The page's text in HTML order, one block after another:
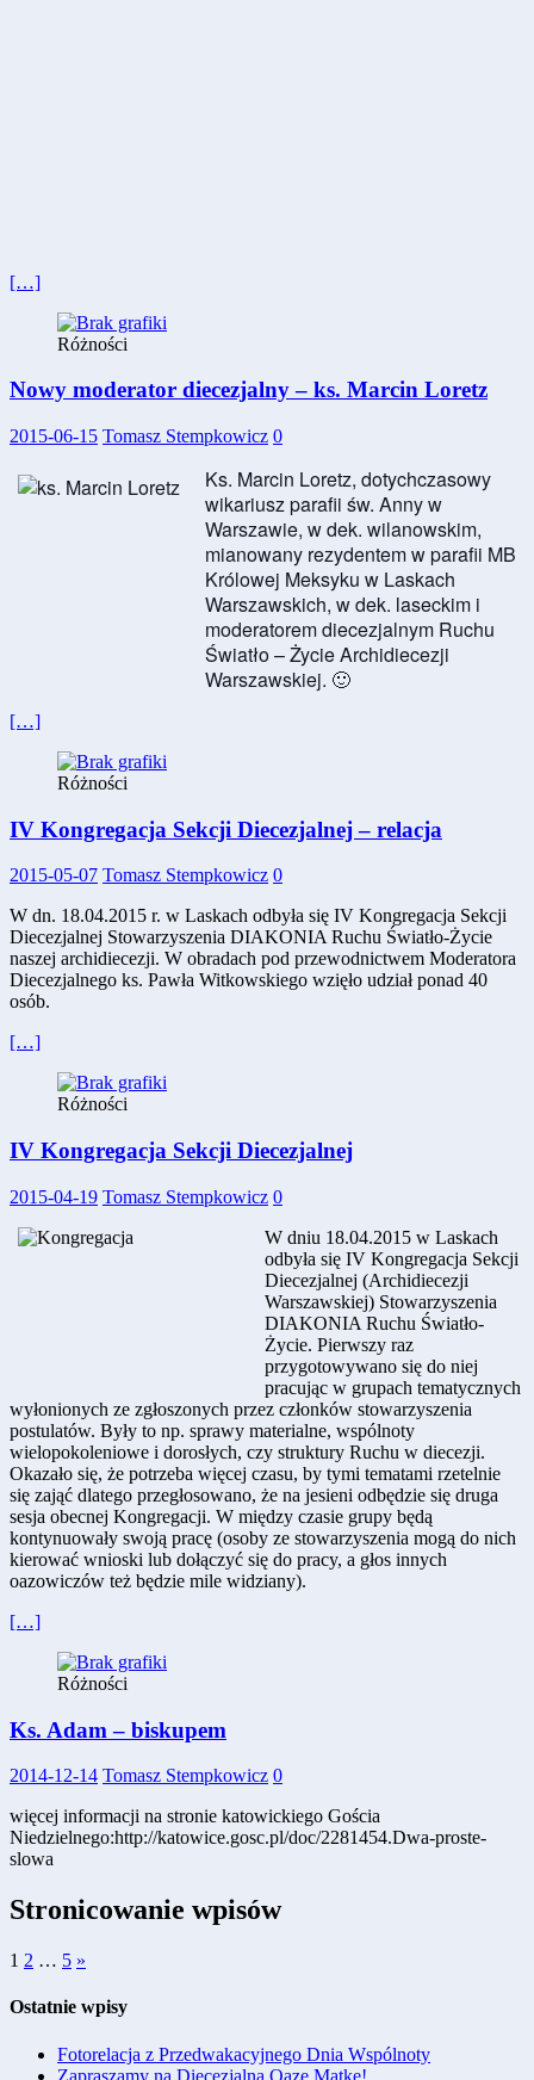
[…]
Różności
Nowy moderator diecezjalny – ks. Marcin Loretz
2015-06-15 Tomasz Stempkowicz 0
Ks. Marcin Loretz, dotychczasowy
wikariusz parafii św. Anny w
Warszawie, w dek. wilanowskim,
mianowany rezydentem w parafii MB
Królowej Meksyku w Laskach
Warszawskich, w dek. laseckim i
moderatorem diecezjalnym Ruchu
Światło – Życie Archidiecezji
Warszawskiej. 🙂
[…]
Różności
IV Kongregacja Sekcji Diecezjalnej – relacja
2015-05-07 Tomasz Stempkowicz 0
W dn. 18.04.2015 r. w Laskach odbyła się IV Kongregacja Sekcji
Diecezjalnej Stowarzyszenia DIAKONIA Ruchu Światło-Życie
naszej archidiecezji. W obradach pod przewodnictwem Moderatora
Diecezjalnego ks. Pawła Witkowskiego wzięło udział ponad 40
osób.
[…]
Różności
IV Kongregacja Sekcji Diecezjalnej
2015-04-19 Tomasz Stempkowicz 0
W dniu 18.04.2015 w Laskach
odbyła się IV Kongregacja Sekcji
Diecezjalnej (Archidiecezji
Warszawskiej) Stowarzyszenia
DIAKONIA Ruchu Światło-
Życie. Pierwszy raz
przygotowywano się do niej
pracując w grupach tematycznych
wyłonionych ze zgłoszonych przez członków stowarzyszenia
postulatów. Były to np. sprawy materialne, wspólnoty
wielopokoleniowe i dorosłych, czy struktury Ruchu w diecezji.
Okazało się, że potrzeba więcej czasu, by tymi tematami rzetelnie
się zająć dlatego przegłosowano, że na jesieni odbędzie się druga
sesja obecnej Kongregacji. W między czasie grupy będą
kontynuowały swoją pracę (osoby ze stowarzyszenia mogą do nich
kierować wnioski lub dołączyć się do pracy, a głos innych
oazowiczów też będzie mile widziany).
[…]
Różności
Ks. Adam – biskupem
2014-12-14 Tomasz Stempkowicz 0
więcej informacji na stronie katowickiego Gościa
Niedzielnego:http://katowice.gosc.pl/doc/2281454.Dwa-proste-
slowa
Stronicowanie wpisów
1 2 … 5 »
Ostatnie wpisy
Fotorelacja z Przedwakacyjnego Dnia Wspólnoty
Zapraszamy na Diecezjalną Oazę Matkę!